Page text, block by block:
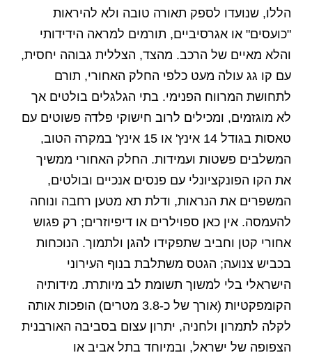
הללו, שנועדו לספק תאורה טובה ולא להיראות
"כועסים" או אגרסיביים, תורמים למראה הידידותי
והלא מאיים של הרכב. מהצד, הצללית גבוהה יחסית,
עם קו גג עולה מעט כלפי החלק האחורי, תורם
לתחושת המרווח הפנימי. בתי הגלגלים בולטים אך
לא מוגזמים, ומכילים לרוב חישוקי פלדה פשוטים עם
טאסות בגודל 14 אינץ' או 15 אינץ' במקרה הטוב,
המשלבים פשטות ועמידות. החלק האחורי ממשיך
את הקו הפונקציונלי עם פנסים אנכיים ובולטים,
המשפרים את הנראות, ודלת תא מטען רחבה ונוחה
להעמסה. אין כאן ספוילרים או דיפיוזרים; רק פגוש
אחורי קטן וחביב שתפקידו להגן ולתמוך. הנוכחות
בכביש צנועה; הגטס משתלבת בנוף העירוני
הישראלי בלי למשוך תשומת לב מיותרת. מידותיה
הקומפקטיות (אורך של כ-3.8 מטרים) הופכות אותה
לקלה לתמרון ולחניה, יתרון עצום בסביבה האורבנית
הצפופה של ישראל, ובמיוחד בתל אביב או